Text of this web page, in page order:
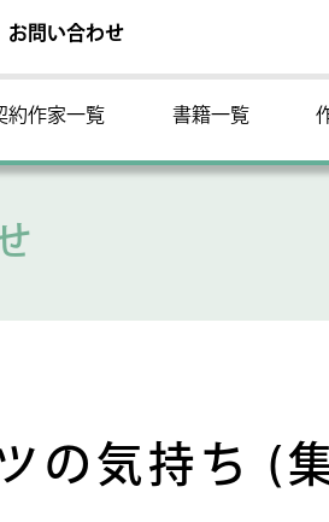
お問い合わせ
約作家一覧 書籍一覧
の気持ち (